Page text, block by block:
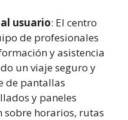
usuario: El centro
de profesionales
y asistencia
un viaje seguro y
de pantallas
y paneles
horarios, rutas